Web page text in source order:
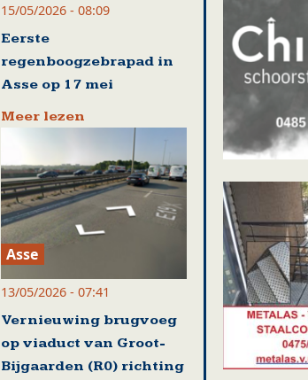
15/05/2026 - 08:09
Eerste
regenboogzebrapad in
Asse op 17 mei
Meer lezen
Asse
13/05/2026 - 07:41
Vernieuwing brugvoeg
op viaduct van Groot-
Bijgaarden (R0) richting